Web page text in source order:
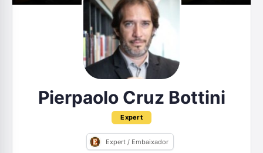
Pierpaolo Cruz Bottini
Expert
Expert / Embaixador